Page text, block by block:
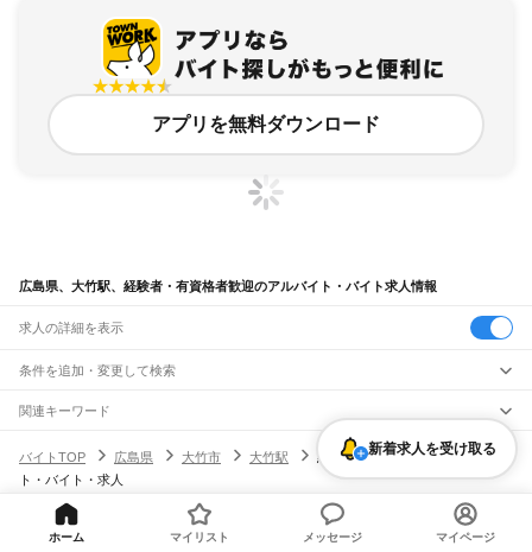
アプリを無料ダウンロード
広島県、大竹駅、経験者・有資格者歓迎のアルバイト・バイト求人情報
求人の詳細を表示
条件を追加・変更して検索
市区町村を追加・変更
広島県すべて
広島市 すべて
中区
安佐南区 佐伯区
呉市 尾道市福山市 三次市 庄原市大竹市 東広島市 廿日市市
駅を追加・変更
大門駅東福山駅 備後赤坂駅 東尾道駅尾道駅
職種を追加・変更
飲食・フードサービス
飲食・フードサービス
すべて
特徴を追加・変更
関連キーワード
ガチャガチャ 犬カフェ
バイトTOP
広島県 大竹市 大竹駅
経験者・有資格者歓迎のアルバイ
ト・バイト・求人
新着求人を受け取る
ヘルプ・お問い合わせ サイトマップ 利用規約・プライバシーポリシー
ホーム マイリスト メッセージ マイページ